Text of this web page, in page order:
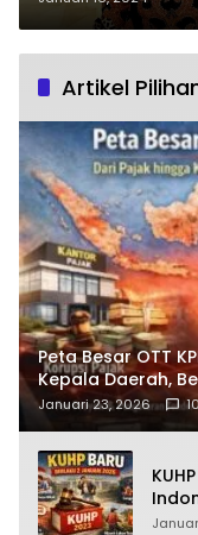
Artikel
Peta Besar OTT
Kepala Daerah,
Terbongkar
Januari 23, 2026